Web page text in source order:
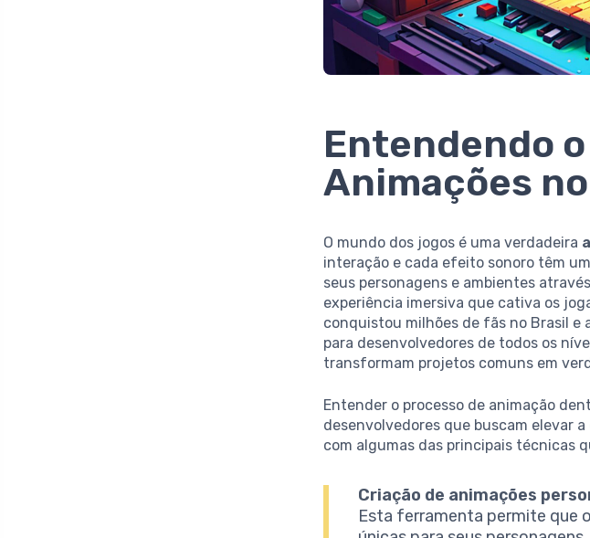
Entendendo
Animações
O mundo dos jogos é uma verdadeira
interação e cada efeito sonoro têm
seus personagens e ambientes
experiência imersiva que cativa os
conquistou milhões de fãs no Brasil e
para desenvolvedores de todos os
transformam projetos comuns em
Entender o processo de animação
desenvolvedores que buscam elevar
com algumas das principais técnicas
Criação de animações
Esta ferramenta permite que